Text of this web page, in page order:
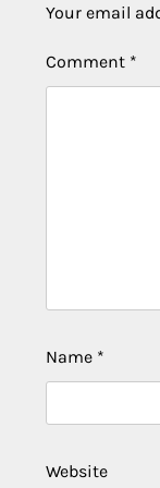
Your email
Comment *
Name *
Website